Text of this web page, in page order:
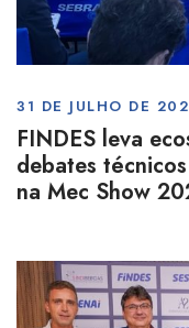
31 DE JULHO DE
FINDES leva
debates
na Mec Show